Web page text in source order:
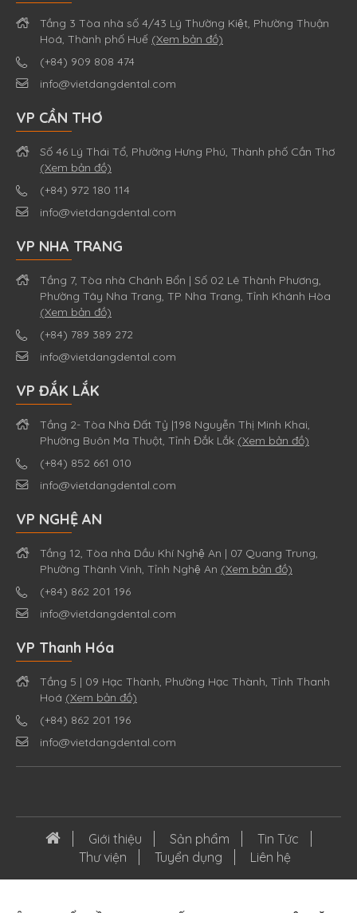
Tầng 3 Tòa nhà số 4/43 Lý Thường Kiệt, Phường Thuận
Hoá, Thành phố Huế (Xem bản đồ)
(+84) 909 808 474
info@vietdangdental.com
VP CẦN THƠ
Số 46 Lý Thái Tổ, Phường Hưng Phú, Thành phố Cần Thơ
(Xem bản đồ)
(+84) 972 180 114
info@vietdangdental.com
VP NHA TRANG
Tầng 7, Tòa nhà Chánh Bổn | Số 02 Lê Thành Phương,
Phường Tây Nha Trang, TP Nha Trang, Tỉnh Khánh Hòa
(Xem bản đồ)
(+84) 789 389 272
info@vietdangdental.com
VP ĐẮK LẮK
Tầng 2- Tòa Nhà Đất Tỷ |198 Nguyễn Thị Minh Khai,
Phường Buôn Ma Thuột, Tỉnh Đắk Lắk (Xem bản đồ)
(+84) 852 661 010
info@vietdangdental.com
VP NGHỆ AN
Tầng 12, Tòa nhà Dầu Khí Nghệ An | 07 Quang Trung,
Phường Thành Vinh, Tỉnh Nghệ An (Xem bản đồ)
(+84) 862 201 196
info@vietdangdental.com
VP Thanh Hóa
Tầng 5 | 09 Hạc Thành, Phường Hạc Thành, Tỉnh Thanh
Hoá (Xem bản đồ)
(+84) 862 201 196
info@vietdangdental.com
Giới thiệu Sản phẩm
Tin Tức
Thư viện
Tuyển dụng Liên hệ